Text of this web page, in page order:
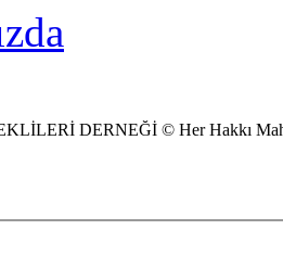
DERNEĞİ © Her Hakkı